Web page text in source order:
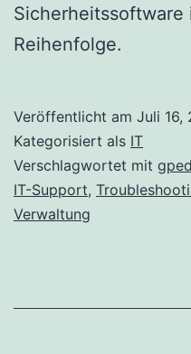
Sicherheitssoftware
Reihenfolge.
Veröffentlicht am Juli 16,
Kategorisiert als IT
Verschlagwortet mit
IT-Support,
Verwaltung